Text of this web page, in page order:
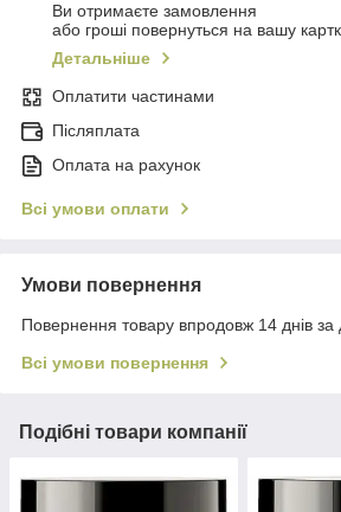
Ви отримаєте замовлення
або гроші повернуться на вашу
Детальніше
Оплатити частинами
Післяплата
Оплата на рахунок
Всі умови оплати
Умови повернення
Повернення товару впродовж 14 днів за
Всі умови повернення
Подібні товари компанії